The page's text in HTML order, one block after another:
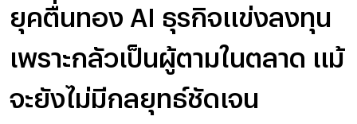
ยุคตื่นทอง AI ธุรกิจแข่งลงทุน
เพราะกลัวเป็นผู้ตามในตลาด แม้
จะยังไม่มีกลยุทธ์ชัดเจน